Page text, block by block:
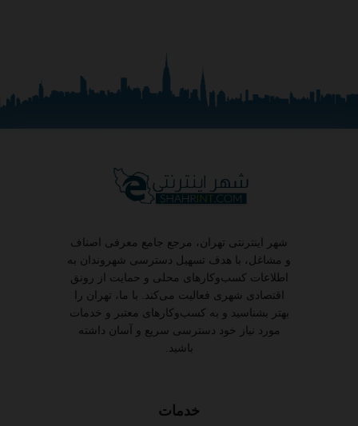
شهر اینترنتی تهران، مرجع جامع معرفی اصناف
و مشاغل، با هدف تسهیل دسترسی شهروندان به
اطلاعات کسب‌وکارهای محلی و حمایت از رونق
اقتصادی شهری فعالیت می‌کند. با ما، تهران را
بهتر بشناسید و به کسب‌وکارهای معتبر و خدمات
مورد نیاز خود دسترسی سریع و آسان داشته
باشید.
خدمات